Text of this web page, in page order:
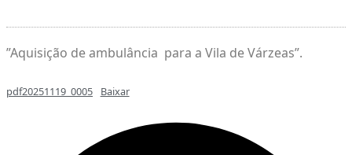
”Aquisição de ambulância para a Vila de Várzeas”.
pdf20251119_0005 Baixar